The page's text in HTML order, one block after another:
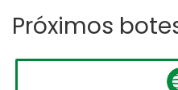
Próximos